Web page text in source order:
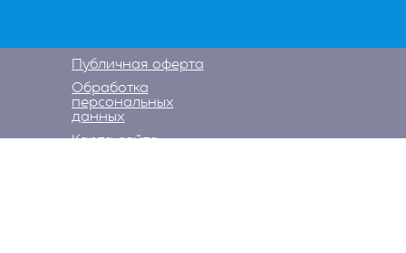
Публичная оферта
Обработка
персональных
данных
Карта сайта